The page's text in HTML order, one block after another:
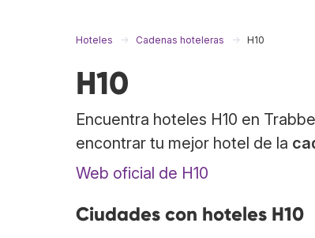
Hoteles Cadenas hoteleras H10
H10
Encuentra hoteles H10 en
encontrar tu mejor hotel de la
Web oficial de H10
Ciudades con hoteles H10